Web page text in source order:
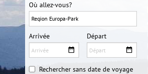
Où allez-vous?
Arrivée Départ
Rechercher sans date de voyage